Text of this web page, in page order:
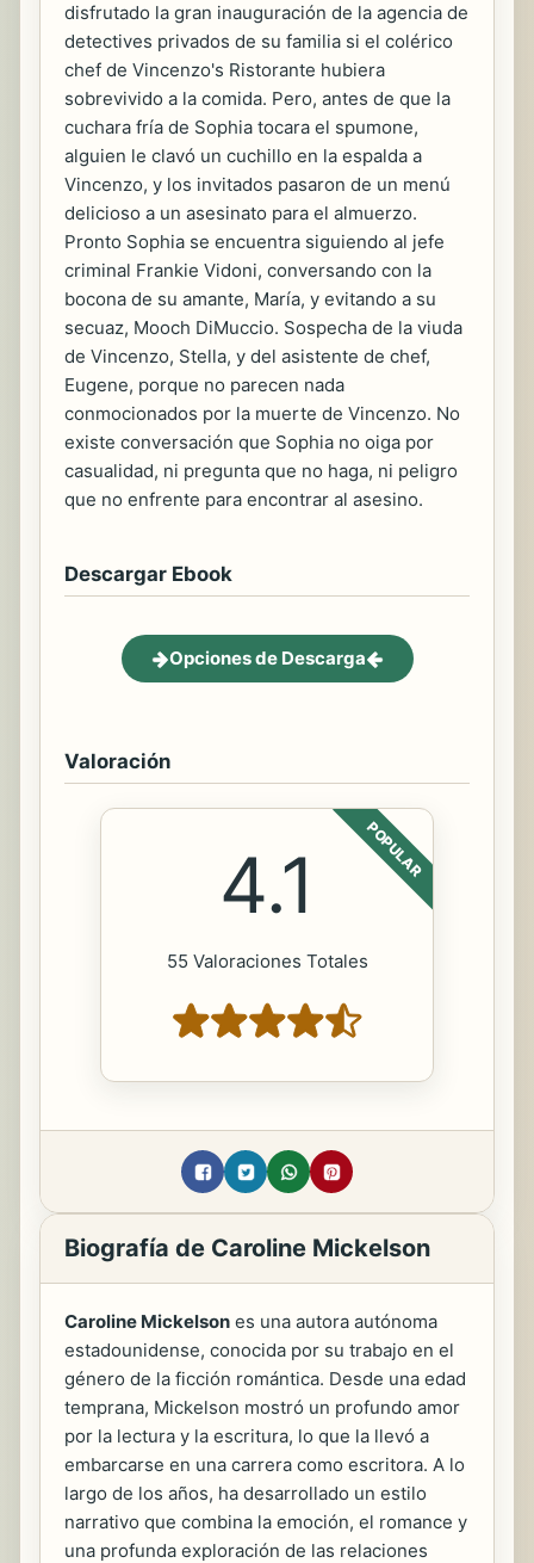
disfrutado la gran inauguración de la agencia de
detectives privados de su familia si el colérico
chef de Vincenzo's Ristorante hubiera
sobrevivido a la comida. Pero, antes de que la
cuchara fría de Sophia tocara el spumone,
alguien le clavó un cuchillo en la espalda a
Vincenzo, y los invitados pasaron de un menú
delicioso a un asesinato para el almuerzo.
Pronto Sophia se encuentra siguiendo al jefe
criminal Frankie Vidoni, conversando con la
bocona de su amante, María, y evitando a su
secuaz, Mooch DiMuccio. Sospecha de la viuda
de Vincenzo, Stella, y del asistente de chef,
Eugene, porque no parecen nada
conmocionados por la muerte de Vincenzo. No
existe conversación que Sophia no oiga por
casualidad, ni pregunta que no haga, ni peligro
que no enfrente para encontrar al asesino.
Descargar Ebook
Opciones de Descarga
Valoración
POPULAR
4.1
55 Valoraciones Totales
Biografía de Caroline Mickelson
Caroline Mickelson es una autora autónoma
estadounidense, conocida por su trabajo en el
género de la ficción romántica. Desde una edad
temprana, Mickelson mostró un profundo amor
por la lectura y la escritura, lo que la llevó a
embarcarse en una carrera como escritora. A lo
largo de los años, ha desarrollado un estilo
narrativo que combina la emoción, el romance y
una profunda exploración de las relaciones